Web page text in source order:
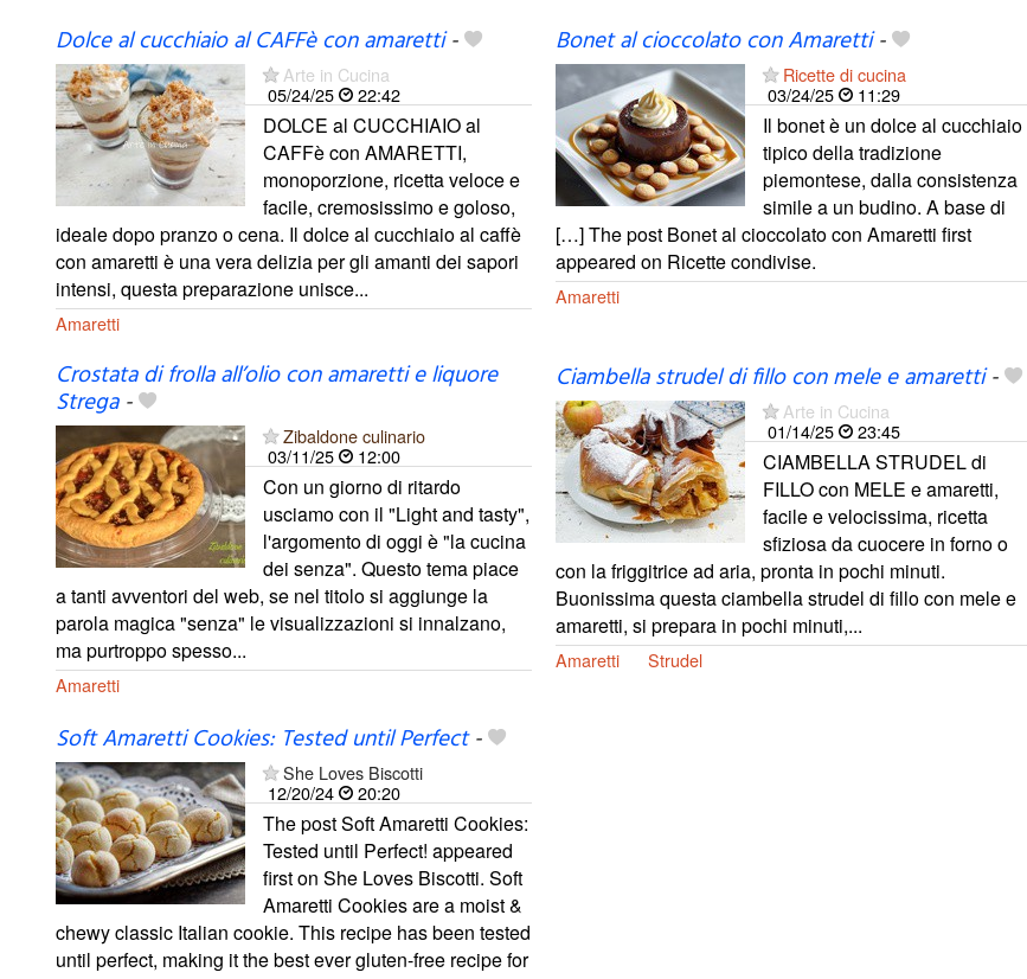
Dolce al cucchiaio al CAFFè con amaretti-
Arte in Cucina
05/24/25
22:42
DOLCE al CUCCHIAIO al
CAFFè con AMARETTI,
monoporzione, ricetta veloce e
facile, cremosissimo e goloso,
ideale dopo pranzo o cena. Il dolce al cucchiaio al caffè
con amaretti è una vera delizia per gli amanti dei sapori
intensi, questa preparazione unisce...
Amaretti
Bonet al cioccolato con Amaretti-
Ricette di cucina
03/24/25
11:29
Il bonet è un dolce al cucchiaio
tipico della tradizione
piemontese, dalla consistenza
simile a un budino. A base di
[…] The post Bonet al cioccolato con Amaretti first
appeared on Ricette condivise.
Amaretti
Crostata di frolla all’olio con amaretti e liquore
Strega-
Zibaldone culinario
03/11/25
12:00
Con un giorno di ritardo
usciamo con il "Light and tasty",
l'argomento di oggi è "la cucina
dei senza". Questo tema piace
a tanti avventori del web, se nel titolo si aggiunge la
parola magica "senza" le visualizzazioni si innalzano,
ma purtroppo spesso...
Amaretti
Ciambella strudel di fillo con mele e amaretti-
Arte in Cucina
01/14/25
23:45
CIAMBELLA STRUDEL di
FILLO con MELE e amaretti,
facile e velocissima, ricetta
sfiziosa da cuocere in forno o
con la friggitrice ad aria, pronta in pochi minuti.
Buonissima questa ciambella strudel di fillo con mele e
amaretti, si prepara in pochi minuti,...
Amaretti Strudel
Soft Amaretti Cookies: Tested until Perfect-
She Loves Biscotti
12/20/24
20:20
The post Soft Amaretti Cookies:
Tested until Perfect! appeared
first on She Loves Biscotti. Soft
Amaretti Cookies are a moist &
chewy classic Italian cookie. This recipe has been tested
until perfect, making it the best ever gluten-free recipe for